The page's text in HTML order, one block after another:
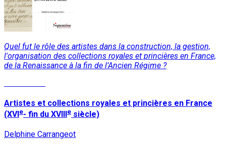
Quel fut le rôle des artistes dans la construction, la gestion,
l'organisation des collections royales et princières en France,
de la Renaissance à la fin de l’Ancien Régime ?
Artistes et collections royales et princières en France
(XVI e- fin du XVIII e siècle)
Delphine Carrangeot